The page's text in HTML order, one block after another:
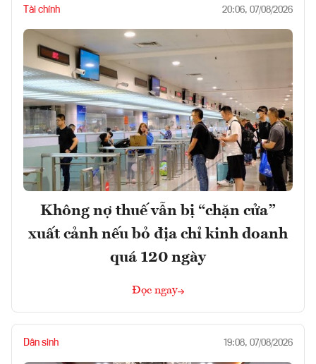
Tài chính 20:06, 07/08/2026
Không nợ thuế vẫn bị “chặn cửa”
xuất cảnh nếu bỏ địa chỉ kinh doanh
quá 120 ngày
Đọc ngay
Dân sinh 19:08, 07/08/2026